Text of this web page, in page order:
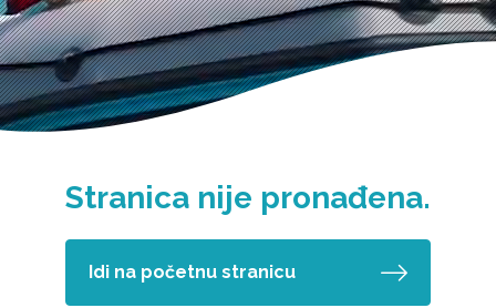
Stranica nije pronađena.
Idi na početnu stranicu